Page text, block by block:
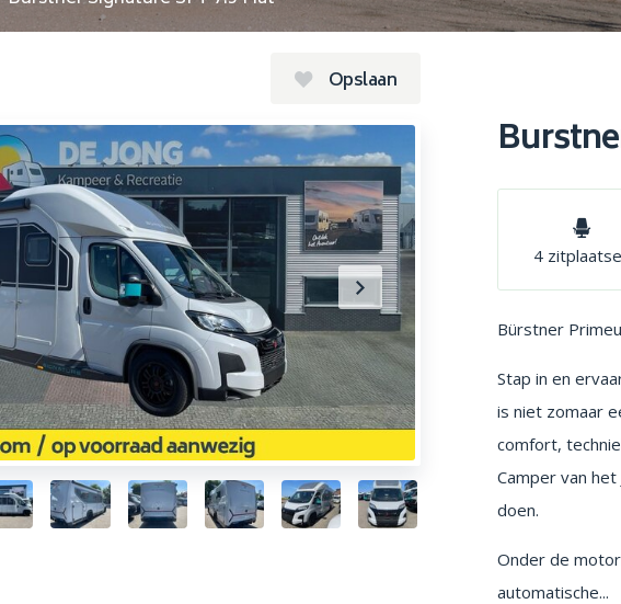
Opslaan
4
Bürstner
Stap in en
is niet zomaar
comfort,
Camper van
doen.
Onder de
automatische...